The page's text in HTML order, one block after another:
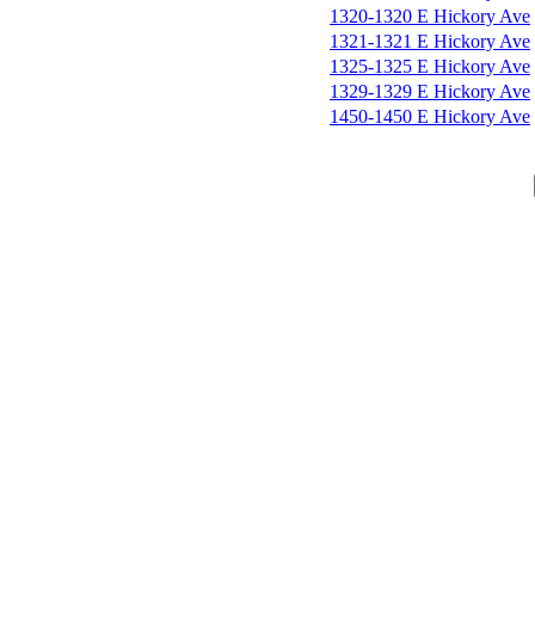
1320-1320 E Hickory Ave
1321-1321 E Hickory Ave
1325-1325 E Hickory Ave
1329-1329 E Hickory Ave
1450-1450 E Hickory Ave